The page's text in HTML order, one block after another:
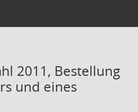
2011, Bestellung
und eines